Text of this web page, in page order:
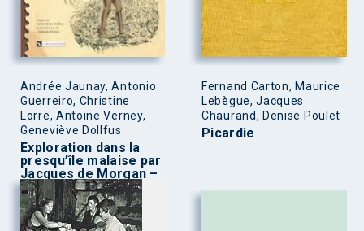
Andrée Jaunay, Antonio
Guerreiro, Christine
Lorre, Antoine Verney,
Geneviève Dollfus
Exploration dans la
presqu’île malaise par
Jacques de Morgan –
1884
Fernand Carton, Maurice
Lebègue, Jacques
Chaurand, Denise Poulet
Picardie